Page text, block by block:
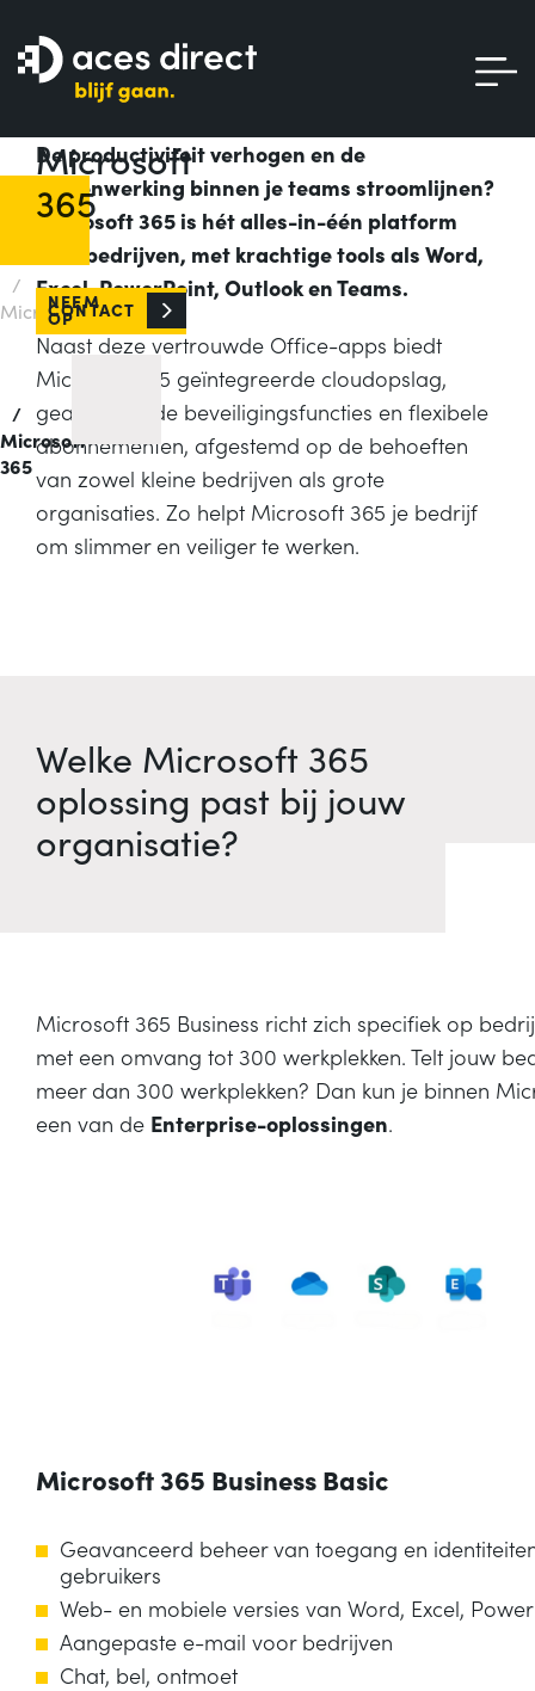
Home
/
Microsoft
/
Microsoft
365
Microsoft
365
NEEM
CONTACT
OP
De productiviteit verhogen en de
samenwerking binnen je teams stroomlijnen?
Microsoft 365 is hét alles-in-één platform
voor bedrijven, met krachtige tools als Word,
Excel, PowerPoint, Outlook en Teams.
Naast deze vertrouwde Office-apps biedt
Microsoft 365 geïntegreerde cloudopslag,
geavanceerde beveiligingsfuncties en flexibele
abonnementen, afgestemd op de behoeften
van zowel kleine bedrijven als grote
organisaties. Zo helpt Microsoft 365 je bedrijf
om slimmer en veiliger te werken.
Welke Microsoft 365
oplossing past bij jouw
organisatie?
Microsoft 365 Business richt zich specifiek op
met een omvang tot 300 werkplekken. Telt jouw
meer dan 300 werkplekken? Dan kun je binnen
een van de Enterprise-oplossingen.
Microsoft 365 Business Basic
Geavanceerd beheer van toegang en
gebruikers
Web- en mobiele versies van Word, Excel,
Aangepaste e-mail voor bedrijven
Chat, bel, ontmoet